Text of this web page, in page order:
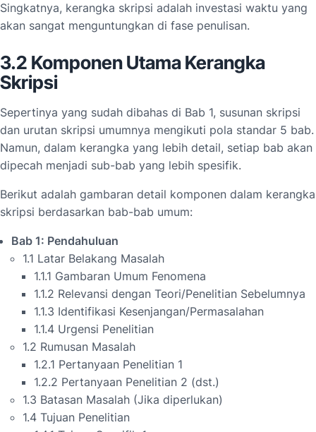
Singkatnya, kerangka skripsi adalah investasi waktu yang
akan sangat menguntungkan di fase penulisan.
3.2 Komponen Utama Kerangka
Skripsi
Sepertinya yang sudah dibahas di Bab 1, susunan skripsi
dan urutan skripsi umumnya mengikuti pola standar 5 bab.
Namun, dalam kerangka yang lebih detail, setiap bab akan
dipecah menjadi sub-bab yang lebih spesifik.
Berikut adalah gambaran detail komponen dalam kerangka
skripsi berdasarkan bab-bab umum:
Bab 1: Pendahuluan
1.1 Latar Belakang Masalah
1.1.1 Gambaran Umum Fenomena
1.1.2 Relevansi dengan Teori/Penelitian Sebelumnya
1.1.3 Identifikasi Kesenjangan/Permasalahan
1.1.4 Urgensi Penelitian
1.2 Rumusan Masalah
1.2.1 Pertanyaan Penelitian 1
1.2.2 Pertanyaan Penelitian 2 (dst.)
1.3 Batasan Masalah (Jika diperlukan)
1.4 Tujuan Penelitian